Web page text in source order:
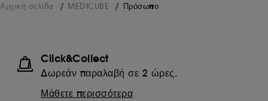
Αρχική σελίδα MEDICUBE Πρόσωπο
Click&Collect
Δωρεάν παραλαβή σε 2 ώρες.
Μάθετε περισσότερα